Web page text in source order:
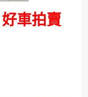
好車拍賣